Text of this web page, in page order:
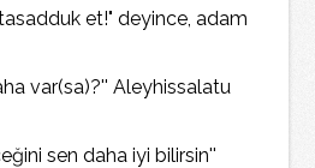
et!" deyince, adam
var(sa)?'' Aleyhissalatu
sen daha iyi bilirsin''